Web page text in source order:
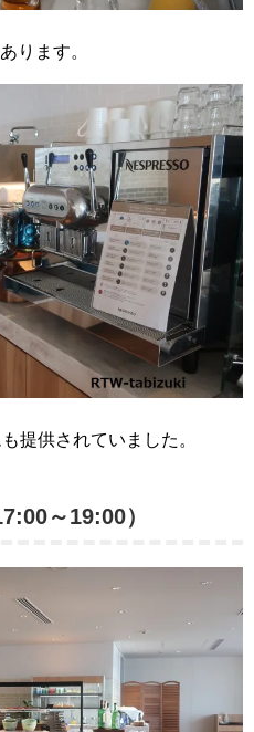
ります。
提供されていました。
～19:00）